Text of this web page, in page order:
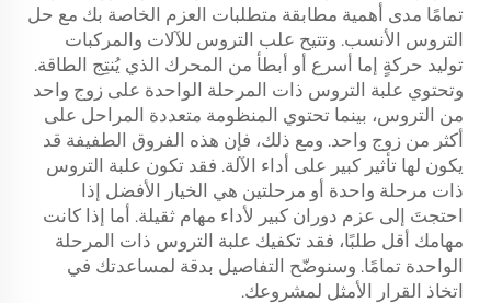
تمامًا مدى أهمية مطابقة متطلبات العزم الخاصة بك مع حل
التروس الأنسب. وتتيح علب التروس للآلات والمركبات
توليد حركةٍ إما أسرع أو أبطأ من المحرك الذي يُنتِج الطاقة.
وتحتوي علبة التروس ذات المرحلة الواحدة على زوج واحد
من التروس، بينما تحتوي المنظومة متعددة المراحل على
أكثر من زوج واحد. ومع ذلك، فإن هذه الفروق الطفيفة قد
يكون لها تأثير كبير على أداء الآلة. فقد تكون علبة التروس
ذات مرحلة واحدة أو مرحلتين هي الخيار الأفضل إذا
احتجتَ إلى عزم دوران كبير لأداء مهام ثقيلة. أما إذا كانت
مهامك أقل طلبًا، فقد تكفيك علبة التروس ذات المرحلة
الواحدة تمامًا. وسنوضّح التفاصيل بدقة لمساعدتك في
اتخاذ القرار الأمثل لمشروعك.